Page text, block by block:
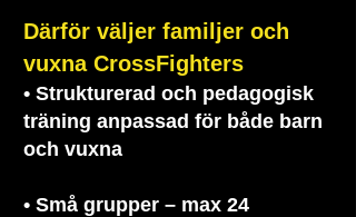
Därför väljer familjer och
vuxna CrossFighters
• Strukturerad och pedagogisk
träning anpassad för både barn
och vuxna
• Små grupper – max 24